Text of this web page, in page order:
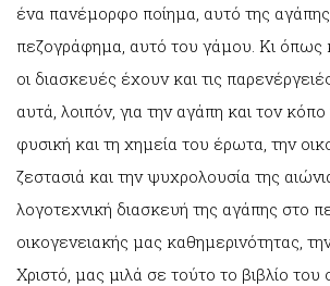
ένα πανέμορφο ποίημα, αυτό της
πεζογράφημα, αυτό του γάμου. Κι όπως
οι διασκευές έχουν και τις
αυτά, λοιπόν, για την αγάπη και τον
φυσική και τη χημεία του έρωτα, την
ζεστασιά και την ψυχρολουσία της
λογοτεχνική διασκευή της αγάπης στο
οικογενειακής μας καθημερινότητας,
Χριστό, μας μιλά σε τούτο το βιβλίο του